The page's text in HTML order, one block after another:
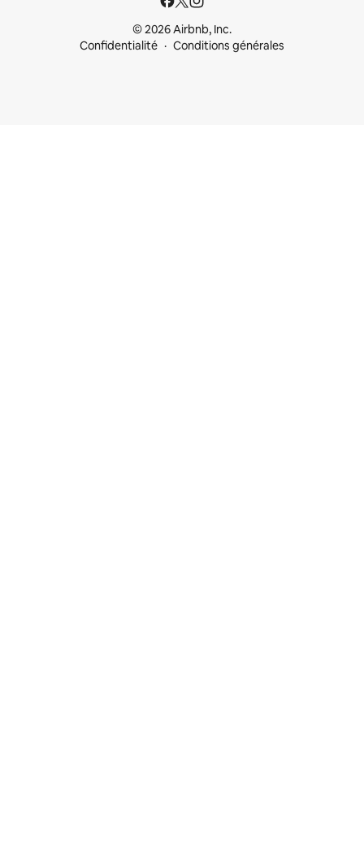
© 2026 Airbnb, Inc.
Confidentialité
Conditions générales